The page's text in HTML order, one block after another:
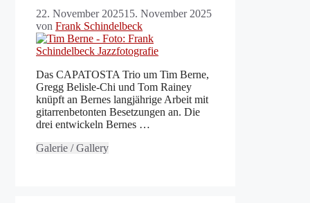
22. November 202515. November 2025
von Frank Schindelbeck
Das CAPATOSTA Trio um Tim Berne,
Gregg Belisle-Chi und Tom Rainey
knüpft an Bernes langjährige Arbeit mit
gitarrenbetonten Besetzungen an. Die
drei entwickeln Bernes …
Galerie / Gallery